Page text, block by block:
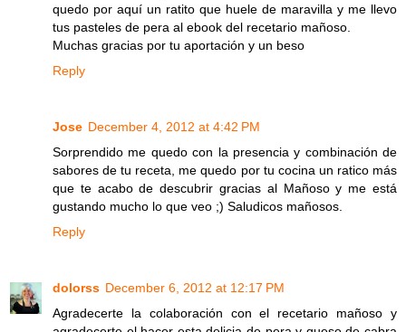
quedo por aquí un ratito que huele de maravilla y me llevo
tus pasteles de pera al ebook del recetario mañoso.
Muchas gracias por tu aportación y un beso
Reply
Jose December 4, 2012 at 4:42 PM
Sorprendido me quedo con la presencia y combinación de
sabores de tu receta, me quedo por tu cocina un ratico más
que te acabo de descubrir gracias al Mañoso y me está
gustando mucho lo que veo ;) Saludicos mañosos.
Reply
dolorss December 6, 2012 at 12:17 PM
Agradecerte la colaboración con el recetario mañoso y